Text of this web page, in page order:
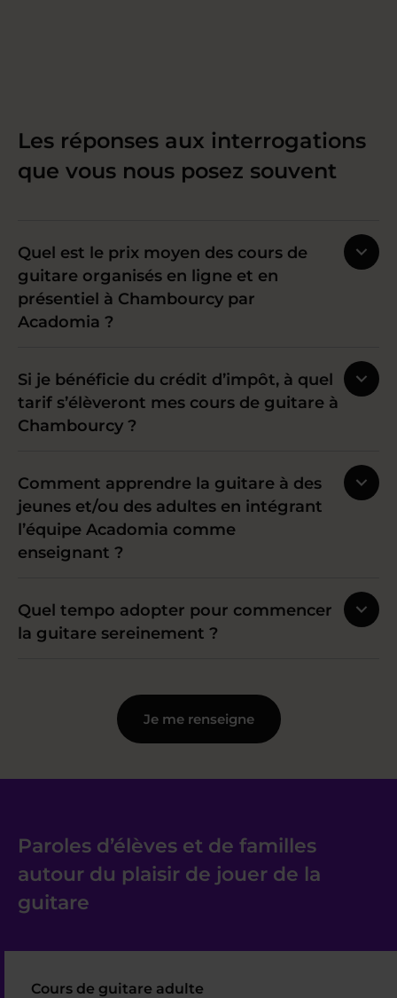
Les réponses aux interrogations
que vous nous posez souvent
Quel est le prix moyen des cours de
guitare organisés en ligne et en
présentiel à Chambourcy par
Acadomia ?
Si je bénéficie du crédit d’impôt, à quel
tarif s’élèveront mes cours de guitare à
Chambourcy ?
Comment apprendre la guitare à des
jeunes et/ou des adultes en intégrant
l’équipe Acadomia comme
enseignant ?
Quel tempo adopter pour commencer
la guitare sereinement ?
Je me renseigne
Paroles d’élèves et de familles
autour du plaisir de jouer de la
guitare
Cours de guitare adulte